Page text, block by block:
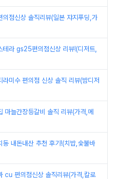
점신상 솔직리뷰(일본 쟈지푸딩,가
테라 gs25편의점신상 리뷰!(디저트,
미수 편의점 신상 솔직 리뷰(밤디저
마늘간장등갈비 솔직 리뷰(가격,메
동 내돈내산 추천 후기!(치밥,숯불바
cu 편의점신상 솔직리뷰(가격,칼로